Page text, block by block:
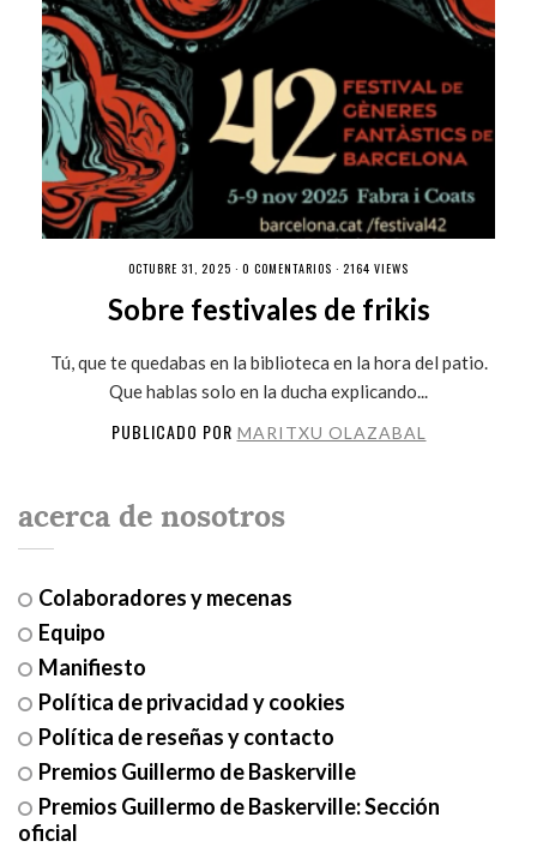
OCTUBRE 31, 2025 · 0 COMENTARIOS · 2164 VIEWS
Sobre festivales de frikis
Tú, que te quedabas en la biblioteca en la hora del patio.
Que hablas solo en la ducha explicando...
PUBLICADO POR MARITXU OLAZABAL
acerca de nosotros
Colaboradores y mecenas
Equipo
Manifiesto
Política de privacidad y cookies
Política de reseñas y contacto
Premios Guillermo de Baskerville
Premios Guillermo de Baskerville: Sección
oficial